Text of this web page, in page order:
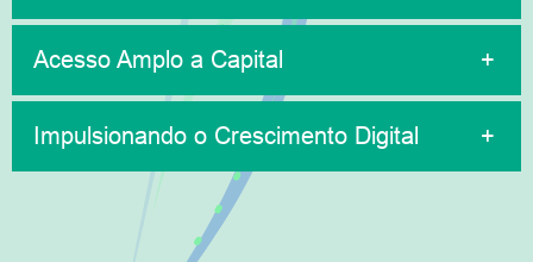
Acesso Amplo a Capital
Impulsionando o Crescimento Digital